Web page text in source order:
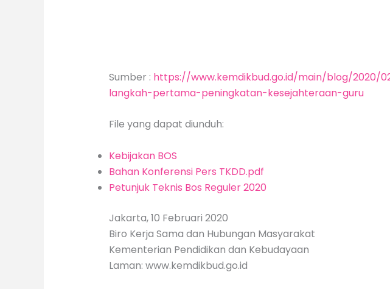
Sumber : https://www.kemdikbud.go.id/main/blog/
langkah-pertama-peningkatan-kesejahteraan-guru
File yang dapat diunduh:
Kebijakan BOS
Bahan Konferensi Pers TKDD.pdf
Petunjuk Teknis Bos Reguler 2020
Jakarta, 10 Februari 2020
Biro Kerja Sama dan Hubungan Masyarakat
Kementerian Pendidikan dan Kebudayaan
Laman: www.kemdikbud.go.id